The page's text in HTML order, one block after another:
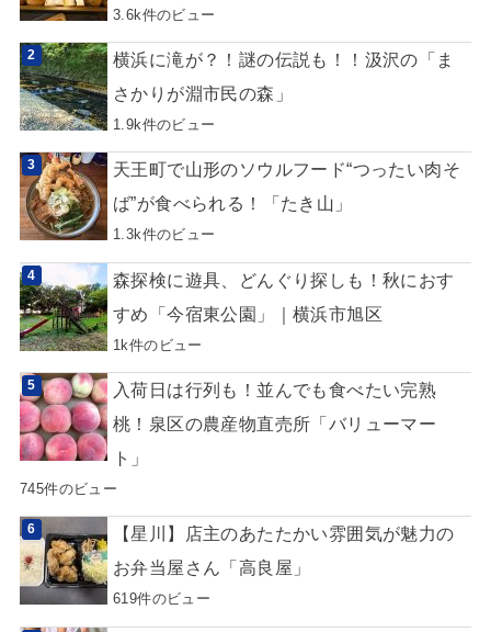
3.6k件のビュー
横浜に滝が？！謎の伝説も！！汲沢の「ま
さかりが淵市民の森」
1.9k件のビュー
天王町で山形のソウルフード“つったい肉そ
ば”が食べられる！「たき山」
1.3k件のビュー
森探検に遊具、どんぐり探しも！秋におす
すめ「今宿東公園」｜横浜市旭区
1k件のビュー
入荷日は行列も！並んでも食べたい完熟
桃！泉区の農産物直売所「バリューマー
ト」
745件のビュー
【星川】店主のあたたかい雰囲気が魅力の
お弁当屋さん「高良屋」
619件のビュー